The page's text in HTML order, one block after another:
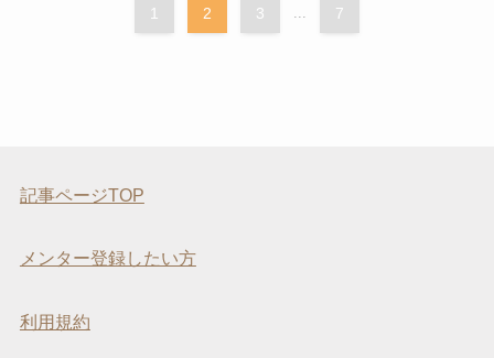
1 2 3 ... 7
記事ページTOP
メンター登録したい方
利用規約